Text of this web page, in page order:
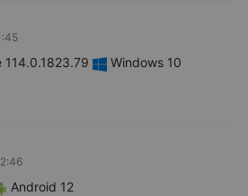
114.0.1823.79
Windows 10
Android 12